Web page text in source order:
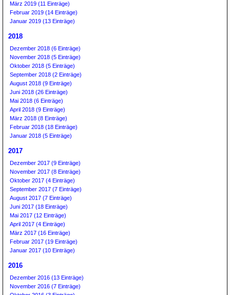
März 2019 (11 Einträge)
Februar 2019 (14 Einträge)
Januar 2019 (13 Einträge)
2018
Dezember 2018 (6 Einträge)
November 2018 (5 Einträge)
Oktober 2018 (5 Einträge)
September 2018 (2 Einträge)
August 2018 (9 Einträge)
Juni 2018 (26 Einträge)
Mai 2018 (6 Einträge)
April 2018 (9 Einträge)
März 2018 (8 Einträge)
Februar 2018 (18 Einträge)
Januar 2018 (5 Einträge)
2017
Dezember 2017 (9 Einträge)
November 2017 (8 Einträge)
Oktober 2017 (4 Einträge)
September 2017 (7 Einträge)
August 2017 (7 Einträge)
Juni 2017 (18 Einträge)
Mai 2017 (12 Einträge)
April 2017 (4 Einträge)
März 2017 (16 Einträge)
Februar 2017 (19 Einträge)
Januar 2017 (10 Einträge)
2016
Dezember 2016 (13 Einträge)
November 2016 (7 Einträge)